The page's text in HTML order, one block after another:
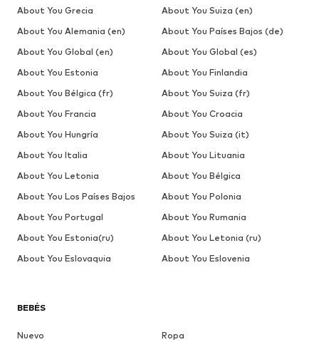
BEBÉS
Nuevo
Ropa
About You Grecia
About You Suiza (en)
About You Alemania (en)
About You Países Bajos (de)
About You Global (en)
About You Global (es)
About You Estonia
About You Finlandia
About You Bélgica (fr)
About You Suiza (fr)
About You Francia
About You Croacia
About You Hungría
About You Suiza (it)
About You Italia
About You Lituania
About You Letonia
About You Bélgica
About You Los Países Bajos
About You Polonia
About You Portugal
About You Rumania
About You Estonia(ru)
About You Letonia (ru)
About You Eslovaquia
About You Eslovenia